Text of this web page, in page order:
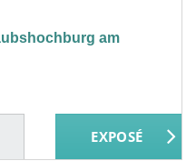
am